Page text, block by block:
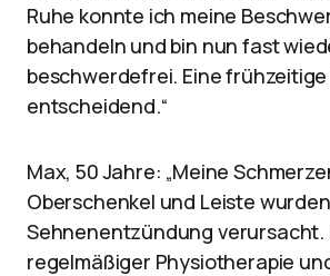
Ruhe konnte ich meine
behandeln und bin nun fast
beschwerdefrei. Eine
entscheidend.“
Max, 50 Jahre: „Meine
Oberschenkel und Leiste
Sehnenentzündung verursacht.
regelmäßiger Physiotherapie